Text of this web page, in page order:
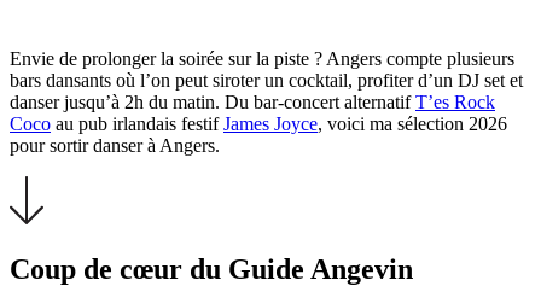
Envie de prolonger la soirée sur la piste ? Angers compte plusieurs
bars dansants où l’on peut siroter un cocktail, profiter d’un DJ set et
danser jusqu’à 2h du matin. Du bar-concert alternatifT’es Rock
Coco au pub irlandais festifJames Joyce, voici ma sélection 2026
pour sortir danser à Angers.
Coup de cœur du Guide Angevin